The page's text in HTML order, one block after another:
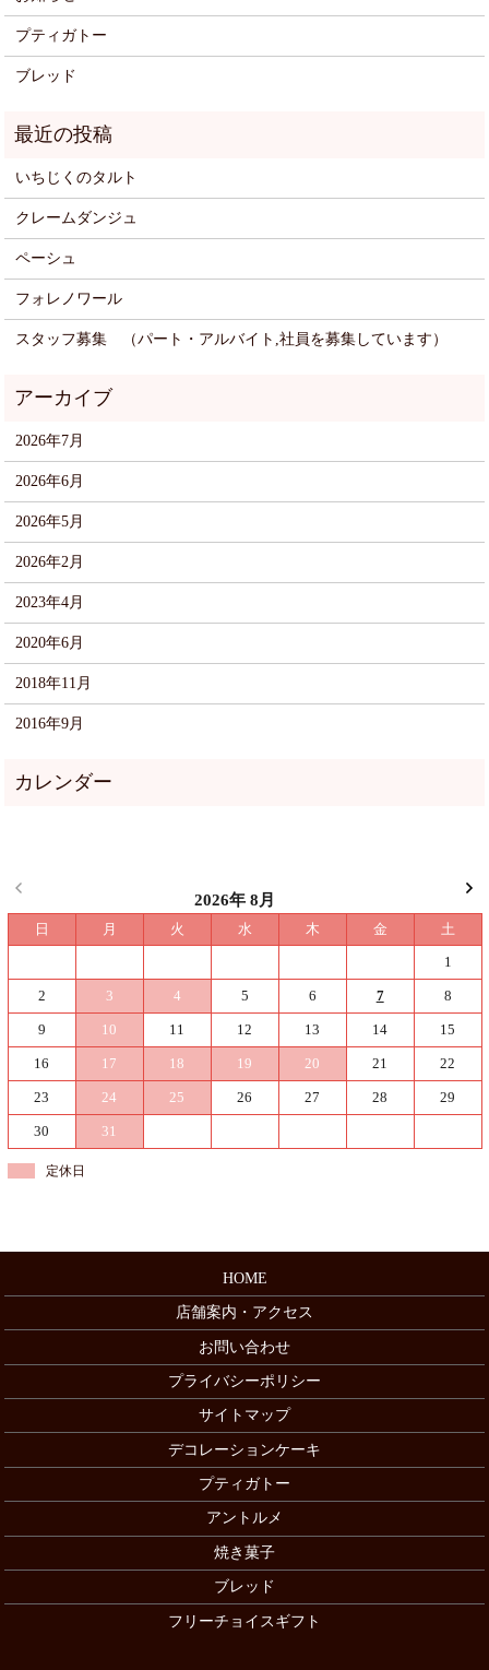
プティガトー
ブレッド
いちじくのタルト
クレームダンジュ
ペーシュ
フォレノワール
スタッフ募集 （パート・アルバイト,社員を募集しています）
2026年7月
2026年6月
2026年5月
2026年2月
2023年4月
2020年6月
2018年11月
2016年9月
2026年 8月
日 月 火 水 木 金
土
1
2 3 4 5 6 7 8
9 10 11 12 13 14 15
16 17 18 19 20 21 22
23 24 25 26 27 28 29
30 31
定休日
HOME
店舗案内・アクセス
お問い合わせ
プライバシーポリシー
サイトマップ
デコレーションケーキ
プティガトー
アントルメ
焼き菓子
ブレッド
フリーチョイスギフト